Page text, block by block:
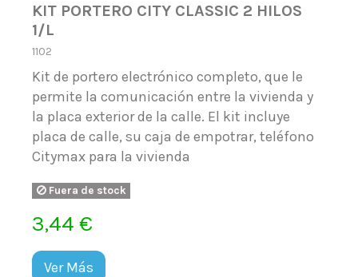
KIT PORTERO CITY CLASSIC 2 HILOS
1/L
1102
Kit de portero electrónico completo, que le
permite la comunicación entre la vivienda y
la placa exterior de la calle. El kit incluye
placa de calle, su caja de empotrar, teléfono
Citymax para la vivienda
Fuera de stock
3,44 €
Ver Más